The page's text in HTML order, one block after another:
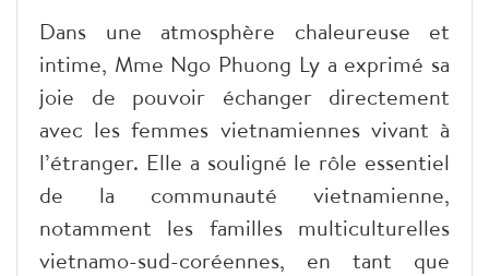
Dans une atmosphère chaleureuse et
intime, Mme Ngo Phuong Ly a exprimé sa
joie de pouvoir échanger directement
avec les femmes vietnamiennes vivant à
l’étranger. Elle a souligné le rôle essentiel
de la communauté vietnamienne,
notamment les familles multiculturelles
vietnamo-sud-coréennes, en tant que